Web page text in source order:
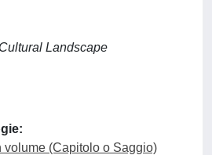
Landscape
volume (Capitolo o Saggio)